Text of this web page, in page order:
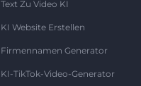
Text Zu Video KI
KI Website Erstellen
Firmennamen Generator
KI-TikTok-Video-Generator